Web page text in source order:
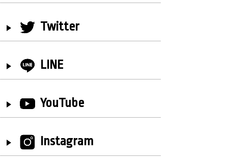
Twitter
LINE
YouTube
Instagram